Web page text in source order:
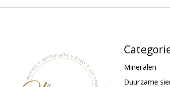
Mineralen
Duurzame